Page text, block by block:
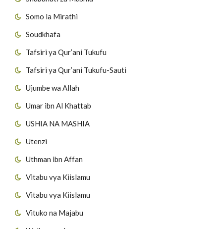
Somo la Mirathi
Soudkhafa
Tafsiri ya Qur’ani Tukufu
Tafsiri ya Qur’ani Tukufu-Sauti
Ujumbe wa Allah
Umar ibn Al Khattab
USHIA NA MASHIA
Utenzi
Uthman ibn Affan
Vitabu vya Kiislamu
Vitabu vya Kiislamu
Vituko na Majabu